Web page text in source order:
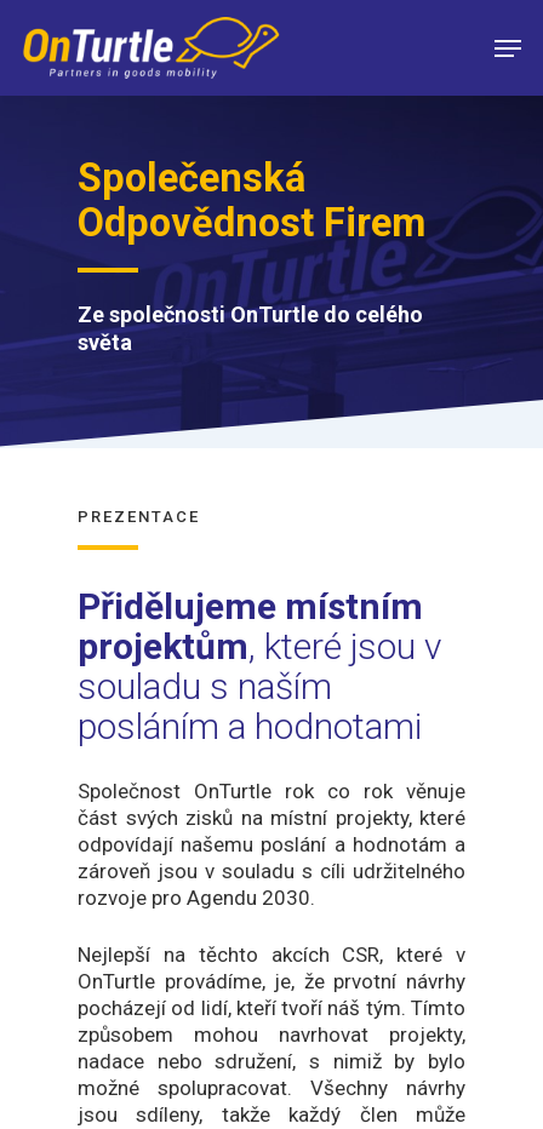
main
content
Společenská
Odpovědnost Firem
Ze společnosti OnTurtle do celého
světa
PREZENTACE
Přidělujeme místním
projektům, které jsou v
souladu s naším
posláním a hodnotami
Společnost OnTurtle rok co rok věnuje
část svých zisků na místní projekty, které
odpovídají našemu poslání a hodnotám a
zároveň jsou v souladu s cíli udržitelného
rozvoje pro Agendu 2030.
Nejlepší na těchto akcích CSR, které v
OnTurtle provádíme, je, že prvotní návrhy
pocházejí od lidí, kteří tvoří náš tým. Tímto
způsobem mohou navrhovat projekty,
nadace nebo sdružení, s nimiž by bylo
možné spolupracovat. Všechny návrhy
jsou sdíleny, takže každý člen může